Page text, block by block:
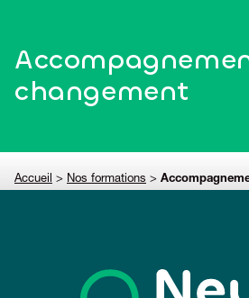
changement
Accueil > Nos formations >